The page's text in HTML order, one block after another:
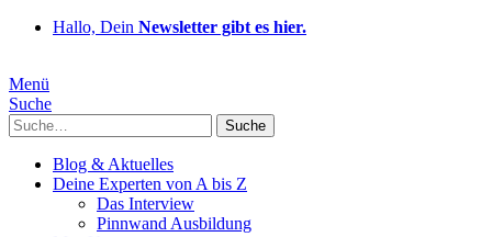
Hallo, Dein Newsletter gibt es hier.
Menü
Suche
Suche
Blog & Aktuelles
Deine Experten von A bis Z
Das Interview
Pinnwand Ausbildung